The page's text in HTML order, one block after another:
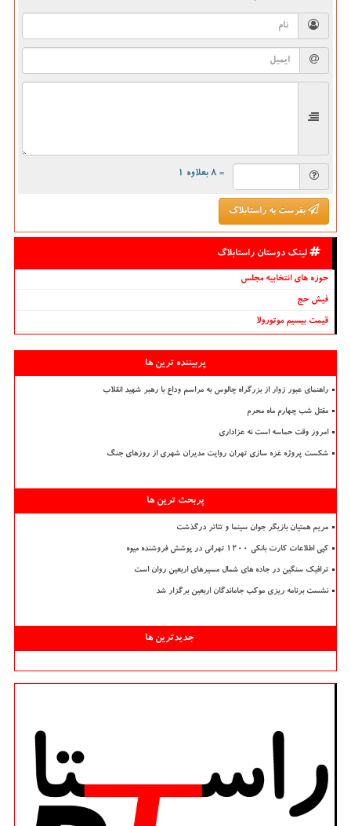
= ۸ بعلاوه ۱
بفرست به راستابلاگ
لینک دوستان راستابلاگ
حوزه های انتخابیه مجلس
فیش حج
قیمت بیسیم موتورولا
پربیننده ترین ها
راهنمای عبور زوار از بزرگراه چالوس به مراسم وداع با رهبر شهید انقلاب
مقتل شب چهارم ماه محرم
امروز وقت حماسه است نه عزاداری
شکست پروژه غزه سازی تهران روایت مدیران شهری از روزهای جنگ
پربحث ترین ها
مریم همتیان بازیگر جوان سینما و تئاتر درگذشت
کپی اطلاعات کارت بانکی ۱۲۰۰ تهرانی در پوشش فروشنده میوه
ترافیک سنگین در جاده های شمال مسیرهای اربعین روان است
نشست برنامه ریزی موکب جاماندگان اربعین برگزار شد
جدیدترین ها